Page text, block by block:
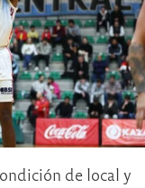
de local y